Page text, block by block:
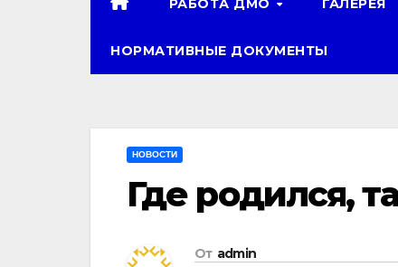
РАБОТА ДМО ГАЛЕРЕЯ
НОРМАТИВНЫЕ ДОКУМЕНТЫ
НОВОСТИ
Где родился,
От admin